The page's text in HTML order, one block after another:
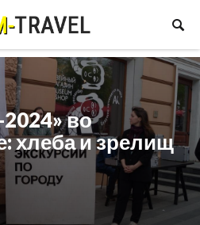
во
хлеба и зрелищ